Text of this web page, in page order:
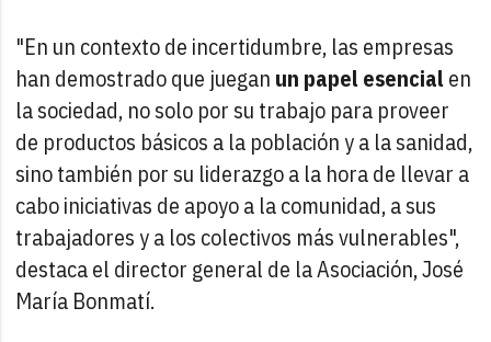
"En un contexto de incertidumbre, las empresas
han demostrado que juegan un papel esencialen
la sociedad, no solo por su trabajo para proveer
de productos básicos a la población y a la sanidad,
sino también por su liderazgo a la hora de llevar a
cabo iniciativas de apoyo a la comunidad, a sus
trabajadores y a los colectivos más vulnerables",
destaca el director general de la Asociación, José
María Bonmatí.